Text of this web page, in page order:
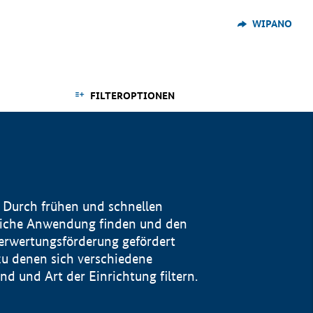
WIPANO
FILTEROPTIONEN
frühen und schnellen
Anwendung finden und den
gefördert
denen sich verschiedene
und Art der Einrichtung filtern.